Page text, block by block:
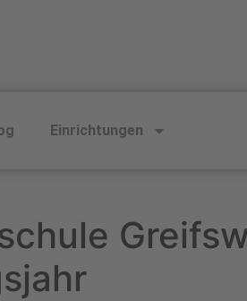
Einrichtungen